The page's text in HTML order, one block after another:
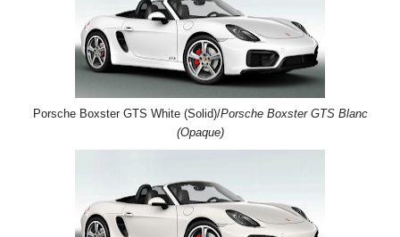
Porsche Boxster GTS White (Solid)/Porsche Boxster GTS Blanc
(Opaque)